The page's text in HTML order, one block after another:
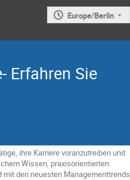
Europe/Berlin
Erfahren Sie
ihre Karriere voranzutreiben und
Wissen, praxisorientierten
den neuesten Managementtrends